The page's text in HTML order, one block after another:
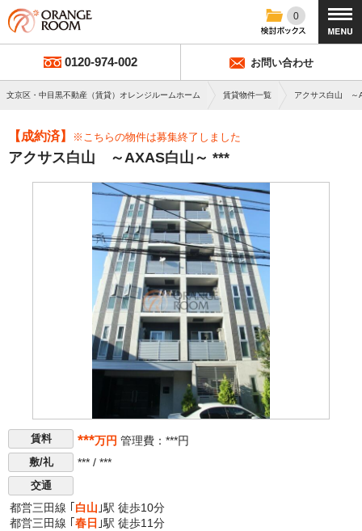
0
0120-974-002 お問い合わせ
文京区・中目黒不動産（賃貸）オレンジルームホーム 賃貸物件一覧 アクサス白山 ～
【成約済】 ※こちらの物件は募集終了しました
アクサス白山 ～AXAS白山～ ***
賃料 ***万円 管理費：***円
敷/礼 *** / ***
交通
都営三田線 ｢ 白山 ｣駅 徒歩10分
都営三田線 ｢ 春日 ｣駅 徒歩11分